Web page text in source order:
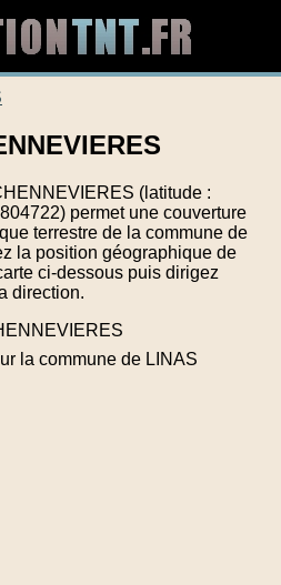
(latitude :
permet une couverture
terrestre de la commune de
la position géographique de
ci-dessous puis dirigez
direction.
la commune de LINAS